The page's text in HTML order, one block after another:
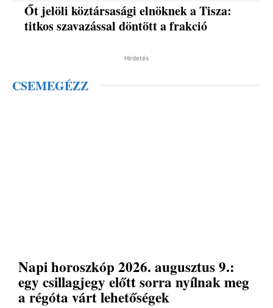
Őt jelöli köztársasági elnöknek a Tisza:
titkos szavazással döntött a frakció
Hirdetés
CSEMEGÉZZ
Napi horoszkóp 2026. augusztus 9.:
egy csillagjegy előtt sorra nyílnak meg
a régóta várt lehetőségek